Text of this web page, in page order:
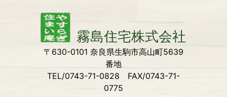
〒630-0101 奈良県生駒市高山町5639
番地
TEL/0743-71-0828 FAX/0743-71-
0775